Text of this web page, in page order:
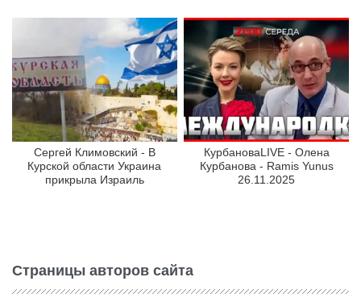
Сергей Климовский - В
Курской области Украина
прикрыла Израиль
КурбановаLIVE - Олена
Курбанова - Ramis Yunus
26.11.2025
Страницы авторов сайта